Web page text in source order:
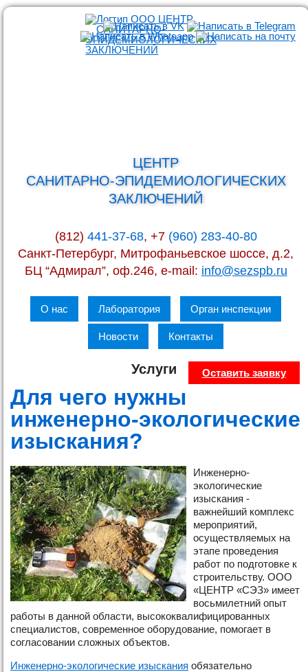
ЦЕНТР
САНИТАРНО-ЭПИДЕМИОЛОГИЧЕСКИХ
ЗАКЛЮЧЕНИЙ
(812) 441-37-68, +7 (960) 283-40-80
Санкт-Петербург, Митрофаньевское шоссе, д.2,
БЦ “Адмирал”, оф.246, e-mail: info@sezspb.ru
О нас Лаборатория Орган инспекции
Новости Контакты
Услуги Оставить заявку
Для чего нужны
инженерно-экологические
изыскания?
Инженерно-
экологические
изыскания -
важнейший комплекс
мероприятий,
осуществляемых на
этапе проведения
работ по подготовке к
строительству. ООО
«ЦЕНТР «СЭЗ» имеет
восьмилетний опыт
работы в данной области, высококвалифицированных
специалистов, современное оборудование, помогает в
согласовании сложных объектов.
Инженерно-экологические изыскания обязательно